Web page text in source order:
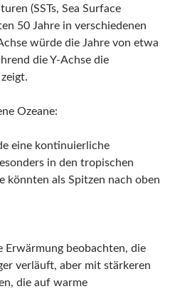
(SSTs, Sea Surface
50 Jahre in verschiedenen
würde die Jahre von etwa
die Y-Achse die
Ozeane:
eine kontinuierliche
in den tropischen
könnten als Spitzen nach oben
Erwärmung beobachten, die
verläuft, aber mit stärkeren
die auf warme